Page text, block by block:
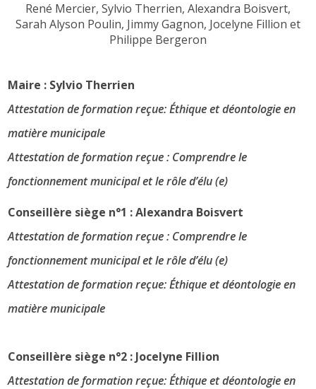
René Mercier, Sylvio Therrien, Alexandra Boisvert,
Sarah Alyson Poulin, Jimmy Gagnon, Jocelyne Fillion et
Philippe Bergeron
Maire : Sylvio Therrien
Attestation de formation reçue: Éthique et déontologie en
matière municipale
Attestation de formation reçue : Comprendre le
fonctionnement municipal et le rôle d’élu (e)
Conseillère siège n°1 : Alexandra Boisvert
Attestation de formation reçue : Comprendre le
fonctionnement municipal et le rôle d’élu (e)
Attestation de formation reçue: Éthique et déontologie en
matière municipale
Conseillère siège n°2 : Jocelyne Fillion
Attestation de formation reçue: Éthique et déontologie en